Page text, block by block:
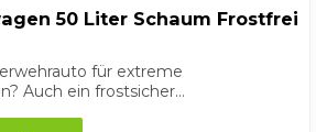
50 Liter Schaum Frostfrei
für extreme
Auch ein frostsicher...